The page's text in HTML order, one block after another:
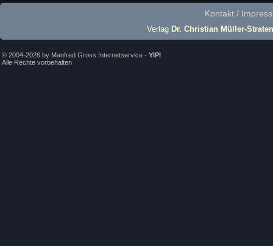
Kontakt /
Verlag Dr. Christian Müller-Straten
© 2004-2026 by Manfred Gross Internetservice - YIPI
Alle Rechte vorbehalten